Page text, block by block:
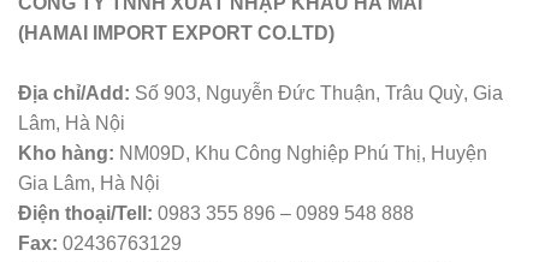
(HAMAI IMPORT EXPORT CO.LTD)
Địa chỉ/Add: Số 903, Nguyễn Đức Thuận, Trâu Quỳ, Gia
Lâm, Hà Nội
Kho hàng: NM09D, Khu Công Nghiệp Phú Thị, Huyện
Gia Lâm, Hà Nội
Điện thoại/Tell: 0983 355 896 – 0989 548 888
Fax: 02436763129